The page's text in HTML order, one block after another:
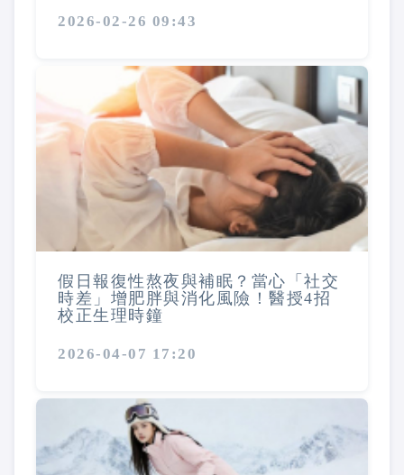
2026-02-26 09:43
假日報復性熬夜與補眠？當心「社交
時差」增肥胖與消化風險！醫授4招
校正生理時鐘
2026-04-07 17:20